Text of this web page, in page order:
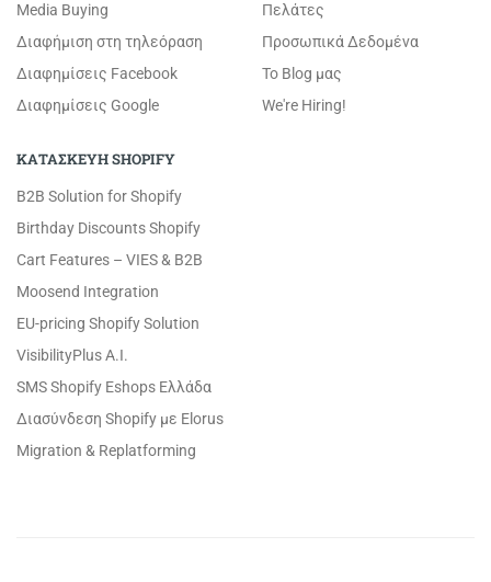
Media Buying
Διαφήμιση στη τηλεόραση
Διαφημίσεις Facebook
Διαφημίσεις Google
Πελάτες
Προσωπικά Δεδομένα
Το Blog μας
We're Hiring!
ΚΑΤΑΣΚΕΥΗ SHOPIFY
B2B Solution for Shopify
Birthday Discounts Shopify
Cart Features – VIES & B2B
Moosend Integration
EU-pricing Shopify Solution
VisibilityPlus A.I.
SMS Shopify Eshops Ελλάδα
Διασύνδεση Shopify με Elorus
Migration & Replatforming